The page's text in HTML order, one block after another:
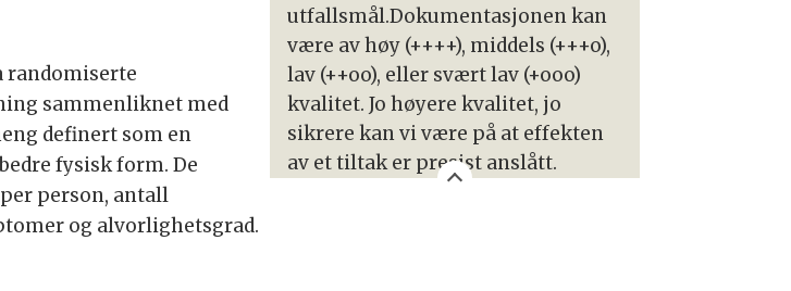
utfallsmål.Dokumentasjonen kan
være av høy (++++), middels (+++o),
lav (++oo), eller svært lav (+ooo)
kvalitet. Jo høyere kvalitet, jo
sikrere kan vi være på at effekten
av et tiltak er presist anslått.
randomiserte
sammenliknet med
definert som en
fysisk form. De
person, antall
og alvorlighetsgrad.